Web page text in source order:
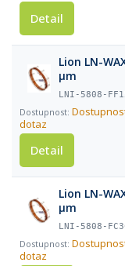
Detail
Lion LN-
µm
LNI-5808-
dotaz
Detail
Lion LN-
µm
LNI-5808-
dotaz